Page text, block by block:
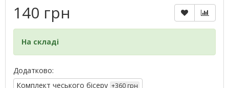
140 грн
На складі
Додатково:
Комплект чеського бісеру +360 грн